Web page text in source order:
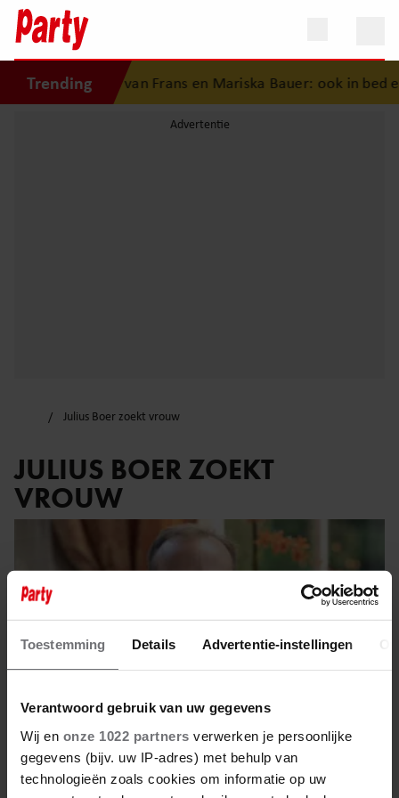
Toestemming Details Advertentie-instellingen
Verantwoord gebruik van uw gegevens
Wij en onze 1022 partners verwerken je persoonlijke
gegevens (bijv. uw IP-adres) met behulp van
technologieën zoals cookies om informatie op uw
Trending van Frans en Mariska Bauer: ook in bed
Julius Boer zoekt vrouw
JULIUS BOER ZOEKT
VROUW